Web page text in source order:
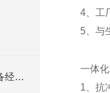
滁州一体化生活污水处理设备经销商
4、工
5、与
一体
1、抗